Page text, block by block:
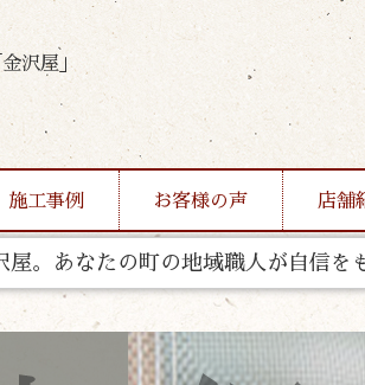
沢屋」
施工事例 お客様の声 店舗
。あなたの町の地域職人が自信を